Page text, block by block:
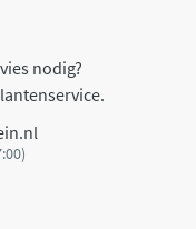
nodig?